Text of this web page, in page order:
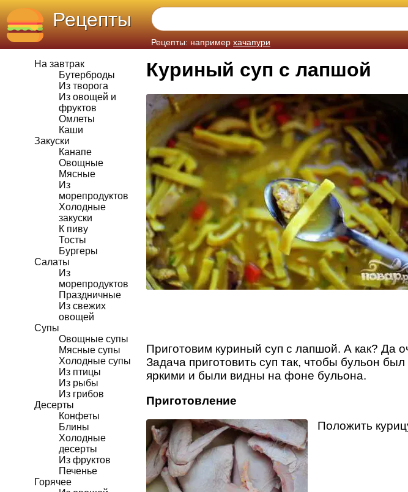
Рецепты
Рецепты: например хачапури
На завтрак
Бутерброды
Из творога
Из овощей и
фруктов
Омлеты
Каши
Закуски
Канапе
Овощные
Мясные
Из
морепродуктов
Холодные
закуски
К пиву
Тосты
Бургеры
Салаты
Из
морепродуктов
Праздничные
Из свежих
овощей
Супы
Овощные супы
Мясные супы
Холодные супы
Из птицы
Из рыбы
Из грибов
Десерты
Конфеты
Блины
Холодные
десерты
Из фруктов
Печенье
Горячее
Куриный суп с лапшой
Приготовим куриный суп с лапшой. А как? Да
Задача приготовить суп так, чтобы бульон
яркими и были видны на фоне бульона.
Приготовление
Положить